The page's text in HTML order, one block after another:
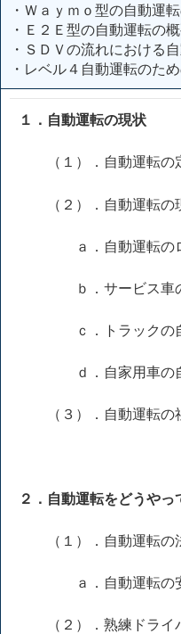
・Ｗａｙｍｏ型の自動運
・Ｅ２Ｅ型の自動運転の
・ＳＤＶの流れにおける
・レベル４自動運転のた
１．自動運転の現状
（１）．自動運転の
（２）．自動運転の
ａ．自動運転のロ
ｂ．サービス車の
ｃ．トラックの自
ｄ．自家用車の自動
（３）．自動運転の
２．自動運転をどうや
（１）．自動運転の
ａ．自動運転の安
（２）．熟練ドライ